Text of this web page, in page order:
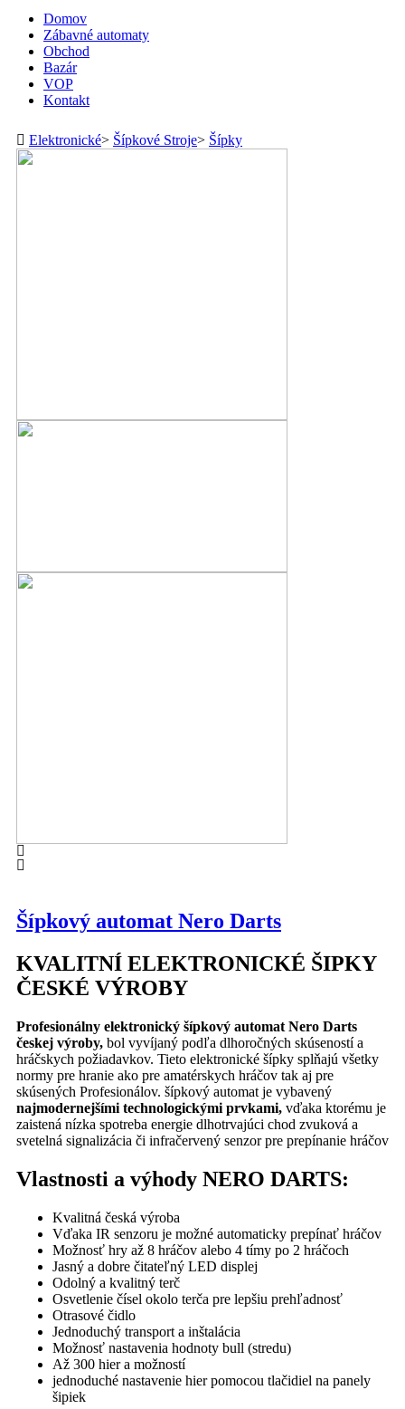
Domov
Zábavné automaty
Obchod
Bazár
VOP
Kontakt
Elektronické> Šípkové Stroje> Šípky
Šípkový automat Nero Darts
KVALITNÍ ELEKTRONICKÉ ŠIPKY
ČESKÉ VÝROBY
Profesionálny elektronický šípkový automat Nero Darts
českej výroby, bol vyvíjaný podľa dlhoročných skúseností a
hráčskych požiadavkov. Tieto elektronické šípky splňajú všetky
normy pre hranie ako pre amatérskych hráčov tak aj pre
skúsených Profesionálov. šípkový automat je vybavený
najmodernejšími technologickými prvkami, vďaka ktorému je
zaistená nízka spotreba energie dlhotrvajúci chod zvuková a
svetelná signalizácia či infračervený senzor pre prepínanie hráčov
Vlastnosti a výhody NERO DARTS:
Kvalitná česká výroba
Vďaka IR senzoru je možné automaticky prepínať hráčov
Možnosť hry až 8 hráčov alebo 4 tímy po 2 hráčoch
Jasný a dobre čitateľný LED displej
Odolný a kvalitný terč
Osvetlenie čísel okolo terča pre lepšiu prehľadnosť
Otrasové čidlo
Jednoduchý transport a inštalácia
Možnosť nastavenia hodnoty bull (stredu)
Až 300 hier a možností
jednoduché nastavenie hier pomocou tlačidiel na panely
šipiek